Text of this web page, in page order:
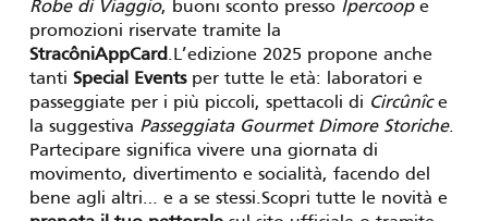
Robe di Viaggio, buoni sconto presso Ipercoope
promozioni riservate tramite la
StracôniAppCard.L’edizione 2025 propone anche
tanti Special Eventsper tutte le età: laboratori e
passeggiate per i più piccoli, spettacoli di Circûnîce
la suggestiva Passeggiata Gourmet Dimore Storiche.
Partecipare significa vivere una giornata di
movimento, divertimento e socialità, facendo del
bene agli altri… e a se stessi.Scopri tutte le novità e